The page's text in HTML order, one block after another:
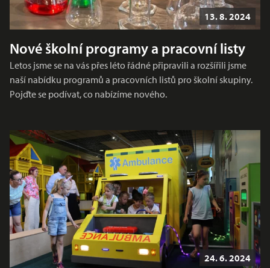
13. 8. 2024
Nové školní programy a pracovní listy
Letos jsme se na vás přes léto řádné připravili a rozšířili jsme
naší nabídku programů a pracovních listů pro školní skupiny.
Pojďte se podívat, co nabízíme nového.
24. 6. 2024